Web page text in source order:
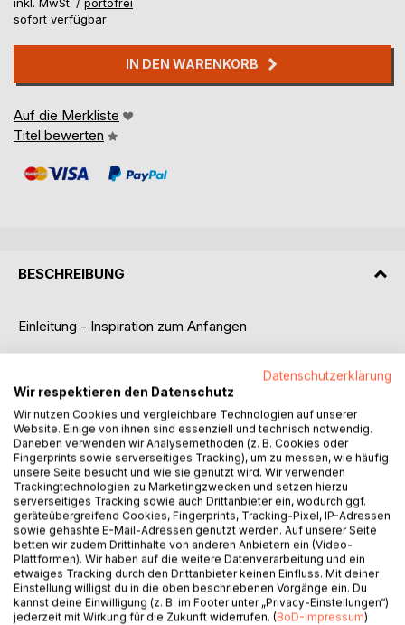
sofort verfügbar
IN DEN WARENKORB
Auf die Merkliste
Titel bewerten
BESCHREIBUNG
Einleitung - Inspiration zum Anfangen
Ich habe es mit Hilfe von Künstlicher Intelligenz (KI) erstellt,
nicht als technisches Handbuch, sondern als kleine
Inspiration zum Loslegen.
Es soll dir Mut machen, einen neuen Weg einzuschlagen,
deinen eigenen. Einen Weg, auf dem KI nicht kompliziert
oder einschüchternd wirkt, sondern dich unterstützt, so wie
ein hilfreicher Begleiter im Hintergrund.
Du hältst also kein klassisches Buch in den Händen,
sondern ein leichtes Heft, fast wie eine Visitenkarte voller
Ideen. Es ist ein Startpunkt, kein Endpunkt. Ein Impuls, der
dich ermuntert:
Datenschutzerklärung
Wir respektieren den Datenschutz
Wir nutzen Cookies und vergleichbare Technologien auf unserer
Website. Einige von ihnen sind essenziell und technisch notwendig.
Daneben verwenden wir Analysemethoden (z. B. Cookies oder
Fingerprints sowie serverseitiges Tracking), um zu messen, wie häufig
unsere Seite besucht und wie sie genutzt wird. Wir verwenden
Trackingtechnologien zu Marketingzwecken und setzen hierzu
serverseitiges Tracking sowie auch Drittanbieter ein, wodurch ggf.
geräteübergreifend Cookies, Fingerprints, Tracking-Pixel, IP-Adressen
sowie gehashte E-Mail-Adressen genutzt werden. Auf unserer Seite
betten wir zudem Drittinhalte von anderen Anbietern ein (Video-
Plattformen). Wir haben auf die weitere Datenverarbeitung und ein
etwaiges Tracking durch den Drittanbieter keinen Einfluss. Mit deiner
Einstellung willigst du in die oben beschriebenen Vorgänge ein. Du
kannst deine Einwilligung (z. B. im Footer unter „Privacy-Einstellungen“)
jederzeit mit Wirkung für die Zukunft widerrufen. (BoD-Impressum)